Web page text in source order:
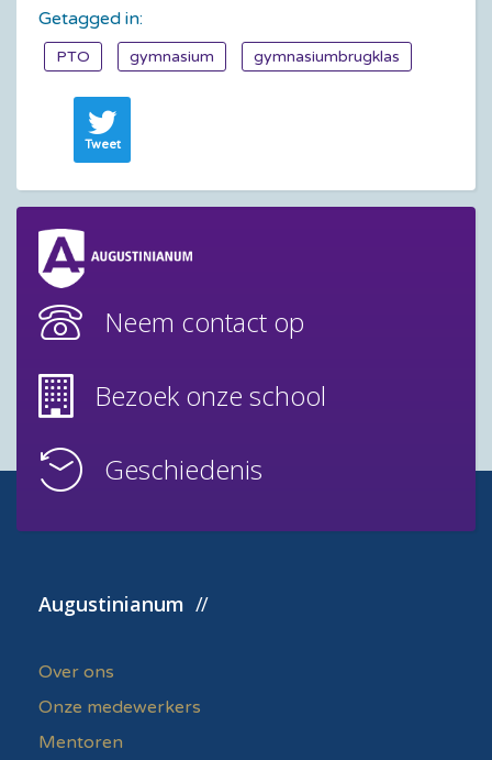
Getagged in:
PTO gymnasium gymnasiumbrugklas
Tweet
Neem contact op
Bezoek onze school
Geschiedenis
Augustinianum
Over ons
Onze medewerkers
Mentoren